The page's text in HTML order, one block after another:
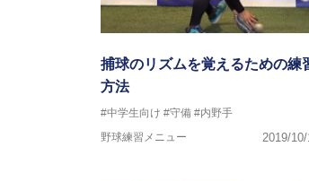
捕球のリズムを覚えるための練
方法
#中学生向け #守備 #内野手
野球練習メニュー
2019/